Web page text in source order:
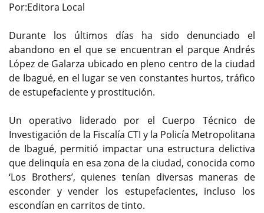
Por:Editora Local
Durante los últimos días ha sido denunciado el
abandono en el que se encuentran el parque Andrés
López de Galarza ubicado en pleno centro de la ciudad
de Ibagué, en el lugar se ven constantes hurtos, tráfico
de estupefaciente y prostitución.
Un operativo liderado por el Cuerpo Técnico de
Investigación de la Fiscalía CTI y la Policía Metropolitana
de Ibagué, permitió impactar una estructura delictiva
que delinquía en esa zona de la ciudad, conocida como
‘Los Brothers’, quienes tenían diversas maneras de
esconder y vender los estupefacientes, incluso los
escondían en carritos de tinto.